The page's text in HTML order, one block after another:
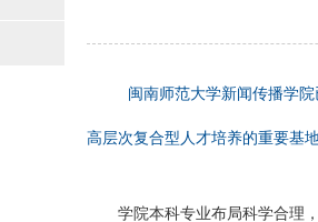
闽南师范大学新闻传播学
高层次复合型人才培养的重要基
学院本科专业布局科学合理